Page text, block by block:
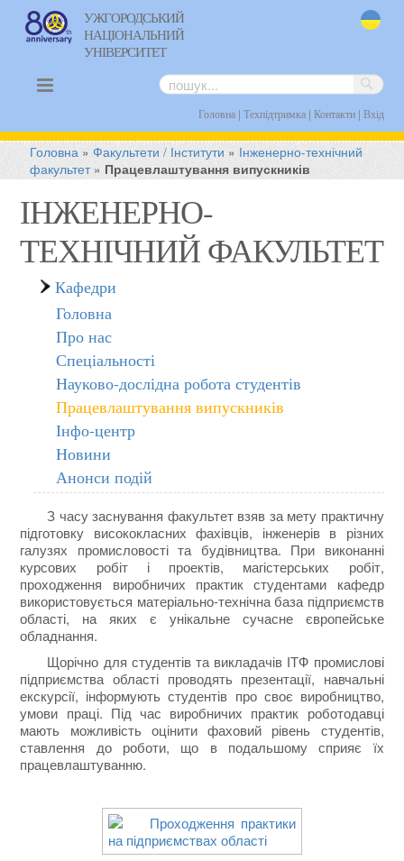
УЖГОРОДСЬКИЙ
НАЦІОНАЛЬНИЙ
УНІВЕРСИТЕТ
Головна| Техпідтримка| Контакти| Вхід
Головна »Факультети / Інститути » Інженерно-технічний
факультет» Працевлаштування випускників
ІНЖЕНЕРНО-
ТЕХНІЧНИЙ ФАКУЛЬТЕТ
Кафедри
Головна
Про нас
Спеціальності
Науково-дослідна робота студентів
Працевлаштування випускників
Інфо-центр
Новини
Анонси подій
З часу заснування факультет взяв за мету практичну
підготовку висококласних фахівців, інженерів в різних
галузях промисловості та будівництва. При виконанні
курсових робіт і проектів, магістерських робіт,
проходження виробничих практикстудентами кафедр
використовується матеріально-технічна база підприємств
області, на яких є унікальне сучасне європейське
обладнання.
Щорічно для студентів та викладачів ІТФ промислові
підприємства області проводять презентації, навчальні
екскурсії, інформують студентів про своє виробництво,
умови праці. Під час виробничих практик роботодавці
мають можливість оцінити фаховий рівень студентів,
ставлення до роботи, що в подальшому сприяє їх
працевлаштуванню.